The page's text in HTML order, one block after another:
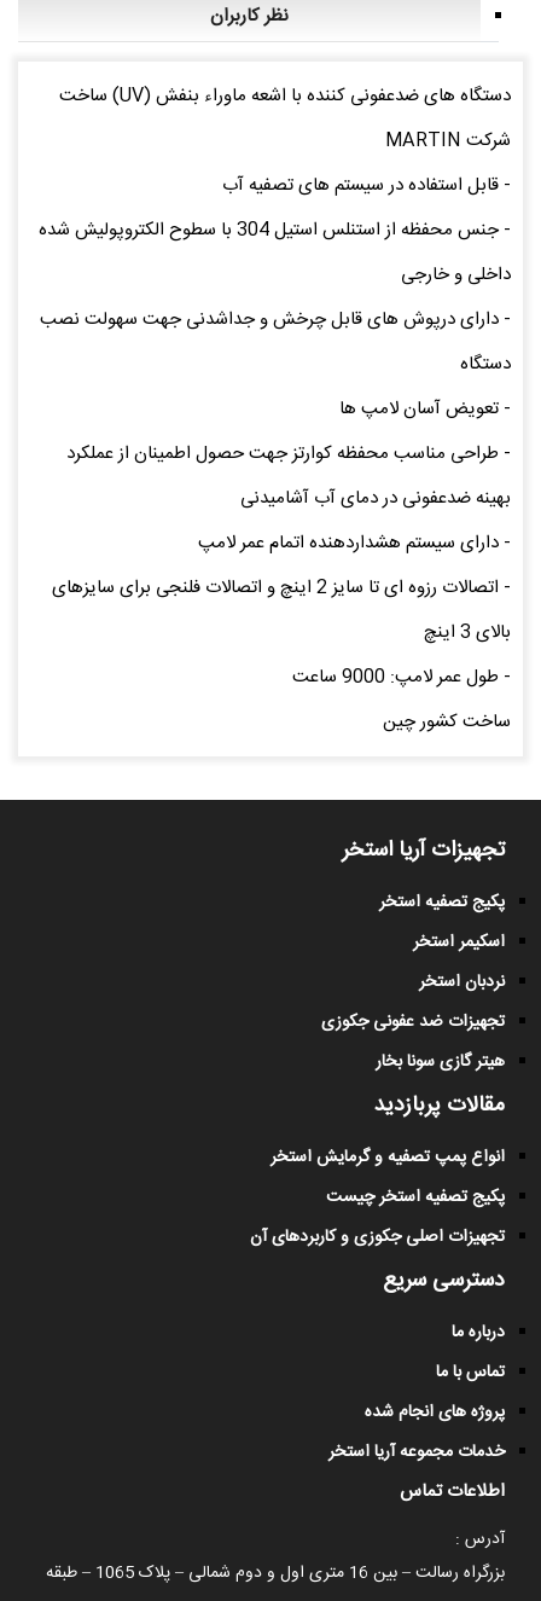
نظر کاربران
دستگاه های ضدعفونی کننده با اشعه ماوراء بنفش (UV) ساخت
شرکت MARTIN
- قابل استفاده در سیستم های تصفیه آب
- جنس محفظه از استنلس استیل 304 با سطوح الکتروپولیش شده
داخلی و خارجی
- دارای درپوش های قابل چرخش و جداشدنی جهت سهولت نصب
دستگاه
- تعویض آسان لامپ ها
- طراحی مناسب محفظه کوارتز جهت حصول اطمینان از عملکرد
بهینه ضدعفونی در دمای آب آشامیدنی
- دارای سیستم هشداردهنده اتمام عمر لامپ
- اتصالات رزوه ای تا سایز 2 اینچ و اتصالات فلنجی برای سایزهای
بالای 3 اینچ
- طول عمر لامپ: 9000 ساعت
ساخت کشور چین
تجهیزات آریا استخر
پکیج تصفیه استخر
اسکیمر استخر
نردبان استخر
تجهیزات ضد عفونی جکوزی
هیتر گازی سونا بخار
مقالات پربازدید
انواع پمپ تصفیه و گرمایش استخر
پکیج تصفیه استخر چیست
تجهیزات اصلی جکوزی و کاربردهای آن
دسترسی سریع
درباره ما
تماس با ما
پروژه های انجام شده
خدمات مجموعه آریا استخر
اطلاعات تماس
آدرس :
بزرگراه رسالت – بین 16 متری اول و دوم شمالی – پلاک 1065 – طبقه